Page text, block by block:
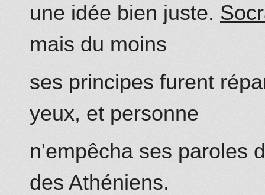
une idée bien juste.
mais du moins
ses principes furent
yeux, et personne
n'empêcha ses paroles
des Athéniens.